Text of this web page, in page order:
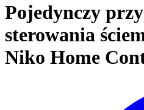
Pojedynczy
sterowania
Niko Home